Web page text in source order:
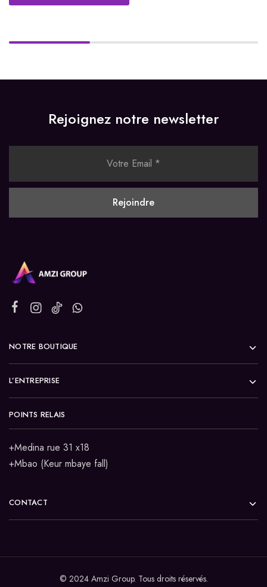
Rejoignez notre newsletter
NOTRE BOUTIQUE
L’ENTREPRISE
POINTS RELAIS
+Medina rue 31 x18
+Mbao (Keur mbaye fall)
CONTACT
© 2024 Amzi Group. Tous droits réservés.